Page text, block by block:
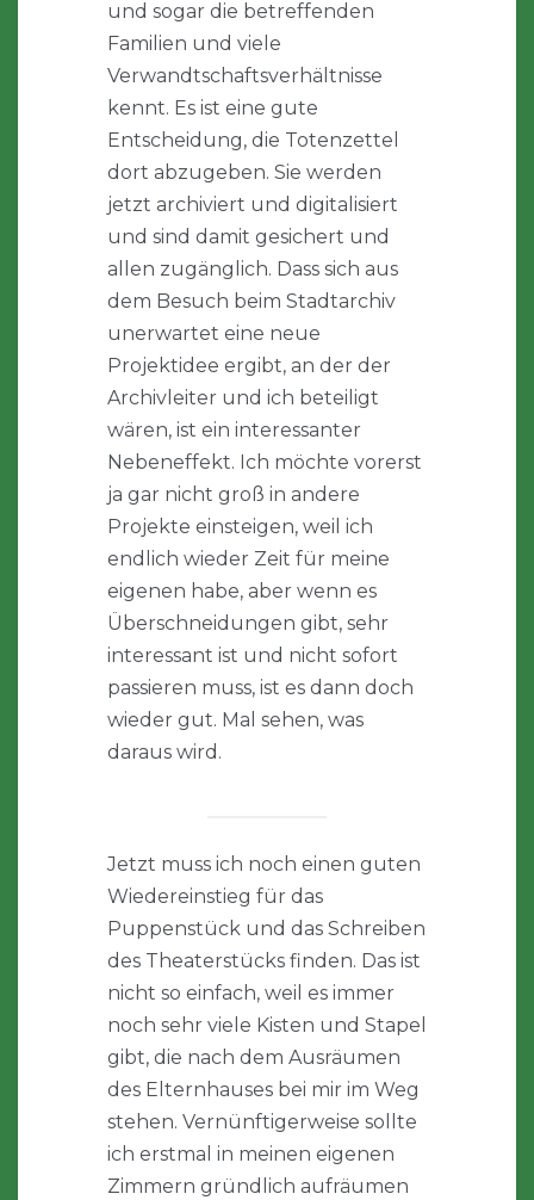
und sogar die betreffenden
Familien und viele
Verwandtschaftsverhältnisse
kennt. Es ist eine gute
Entscheidung, die Totenzettel
dort abzugeben. Sie werden
jetzt archiviert und digitalisiert
und sind damit gesichert und
allen zugänglich. Dass sich aus
dem Besuch beim Stadtarchiv
unerwartet eine neue
Projektidee ergibt, an der der
Archivleiter und ich beteiligt
wären, ist ein interessanter
Nebeneffekt. Ich möchte vorerst
ja gar nicht groß in andere
Projekte einsteigen, weil ich
endlich wieder Zeit für meine
eigenen habe, aber wenn es
Überschneidungen gibt, sehr
interessant ist und nicht sofort
passieren muss, ist es dann doch
wieder gut. Mal sehen, was
daraus wird.
Jetzt muss ich noch einen guten
Wiedereinstieg für das
Puppenstück und das Schreiben
des Theaterstücks finden. Das ist
nicht so einfach, weil es immer
noch sehr viele Kisten und Stapel
gibt, die nach dem Ausräumen
des Elternhauses bei mir im Weg
stehen. Vernünftigerweise sollte
ich erstmal in meinen eigenen
Zimmern gründlich aufräumen